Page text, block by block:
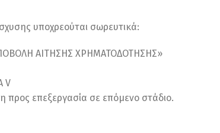
υποχρεούται σωρευτικά:
ΑΙΤΗΣΗΣ ΧΡΗΜΑΤΟΔΟΤΗΣΗΣ»
V
προς επεξεργασία σε επόμενο στάδιο.